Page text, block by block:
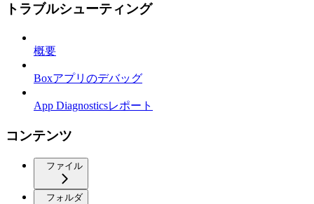
トラブルシューティング
概要
Boxアプリのデバッグ
App Diagnosticsレポート
コンテンツ
ファイル
フォルダ